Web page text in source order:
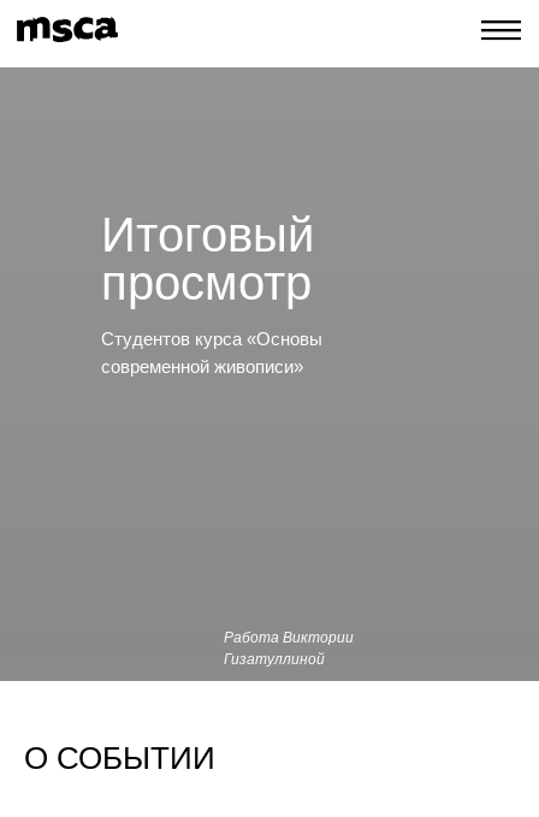
Итоговый
просмотр
Студентов курса «Основы
современной живописи»
Работа Виктории
Гизатуллиной
О СОБЫТИИ